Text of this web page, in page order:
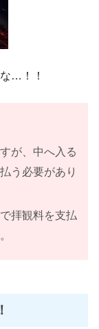
…！！
が、中へ入る
う必要があり
拝観料を支払